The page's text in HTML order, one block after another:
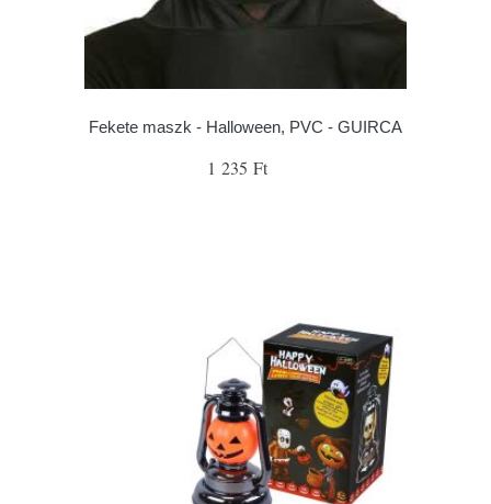
Fekete maszk - Halloween, PVC - GUIRCA
1 235 Ft